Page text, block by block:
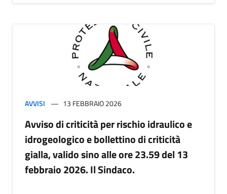
AVVISI 13 FEBBRAIO 2026
Avviso di criticità per rischio idraulico e
idrogeologico e bollettino di criticità
gialla, valido sino alle ore 23.59 del 13
febbraio 2026. Il Sindaco.